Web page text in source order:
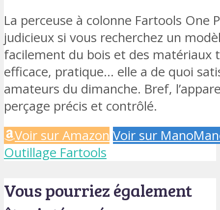
La perceuse à colonne Fartools One
judicieux si vous recherchez un
facilement du bois et des matériaux
efficace, pratique… elle a de quoi
amateurs du dimanche. Bref,
perçage précis et contrôlé.
Voir sur Amazon Voir sur
Outillage Fartools
Vous pourriez également